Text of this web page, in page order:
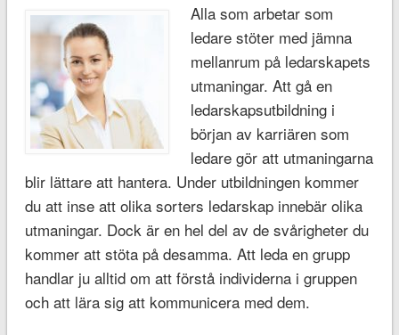
Alla som arbetar som
ledare stöter med jämna
mellanrum på ledarskapets
utmaningar. Att gå en
ledarskapsutbildning i
början av karriären som
ledare gör att utmaningarna
blir lättare att hantera. Under utbildningen kommer
du att inse att olika sorters ledarskap innebär olika
utmaningar. Dock är en hel del av de svårigheter du
kommer att stöta på desamma. Att leda en grupp
handlar ju alltid om att förstå individerna i gruppen
och att lära sig att kommunicera med dem.